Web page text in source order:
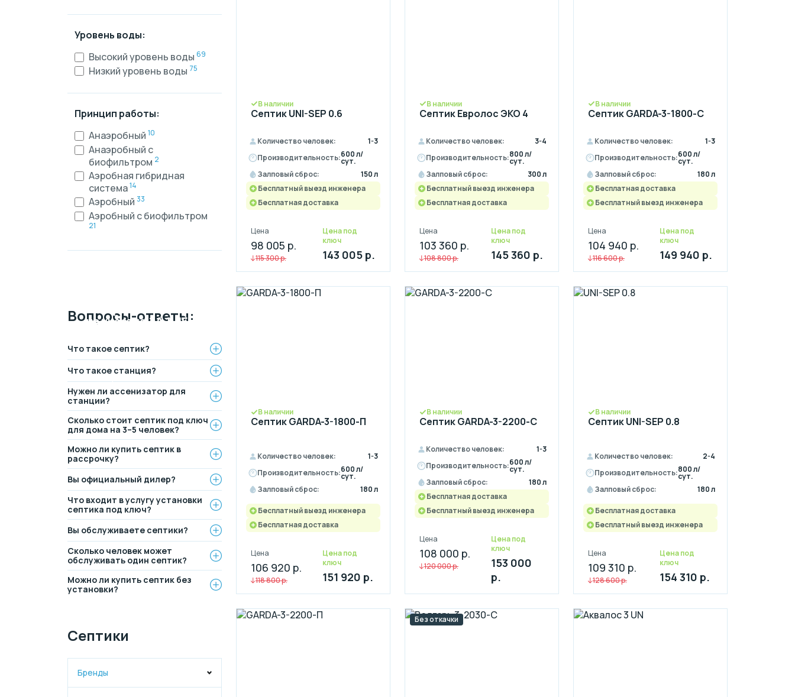
Уровень воды:
Высокий уровень воды 69
Низкий уровень воды 75
Принцип работы:
Анаэробный 10
Анаэробный с
биофильтром 2
Аэробная гибридная
система14
Аэробный 33
Аэробный с биофильтром
21
на участке ЗА 1 ДЕНЬ
работаем по договору.
Оплата после монтажа.
месяца
Выгодные условия на
монтаж канализации и
водопровода от надежной
компании.
Вопросы-ответы:
Что такое септик?
Что такое станция?
Нужен ли ассенизатор для
станции?
Сколько стоит септик под ключ
для дома на 3–5 человек?
Можно ли купить септик в
рассрочку?
Вы официальный дилер?
Что входит в услугу установки
септика под ключ?
Вы обслуживаете септики?
Сколько человек может
обслуживать один септик?
Можно ли купить септик без
установки?
Септики
Бренды
В наличии
Септик UNI-SEP 0.6
Количество человек:
1-3
Производительность:600 л/
сут.
Залповый сброс:
150 л
Бесплатный выезд инженера
Бесплатная доставка
Цена
98 005 р.
115 300 р.
Цена под
ключ
143 005 р.
В наличии
Септик Евролос ЭКО 4
Количество человек:
3-4
Производительность:800 л/
сут.
Залповый сброс:
300 л
Бесплатный выезд инженера
Бесплатная доставка
Цена
103 360 р.
108 800 р.
Цена под
ключ
145 360 р.
В наличии
Септик GARDA-3-1800-C
Количество человек:
1-3
Производительность:600 л/
сут.
Залповый сброс:
180 л
Бесплатная доставка
Бесплатный выезд инженера
Цена
104 940 р.
116 600 р.
Цена под
ключ
149 940 р.
В наличии
Септик GARDA-3-1800-П
Количество человек:
1-3
Производительность:600 л/
сут.
Залповый сброс:
180 л
Бесплатный выезд инженера
Бесплатная доставка
Цена
106 920 р.
118 800 р.
Цена под
ключ
151 920 р.
В наличии
Септик GARDA-3-2200-C
Количество человек:
1-3
Производительность:600 л/
сут.
Залповый сброс:
180 л
Бесплатная доставка
Бесплатный выезд инженера
Цена
108 000 р.
120 000 р.
Цена под
ключ
153 000
р.
В наличии
Септик UNI-SEP 0.8
Количество человек:
2-4
Производительность:800 л/
сут.
Залповый сброс:
180 л
Бесплатная доставка
Бесплатный выезд инженера
Цена
109 310 р.
128 600 р.
Цена под
ключ
154 310 р.
Без откачки